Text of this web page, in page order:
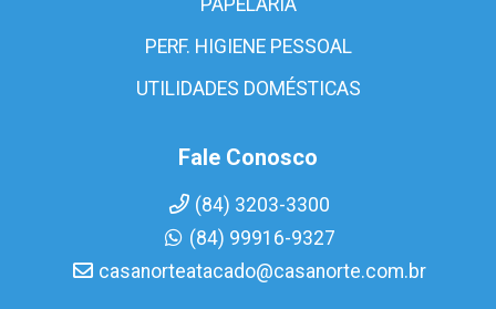
PAPELARIA
PERF. HIGIENE PESSOAL
UTILIDADES DOMÉSTICAS
Fale Conosco
(84) 3203-3300
(84) 99916-9327
casanorteatacado@casanorte.com.br